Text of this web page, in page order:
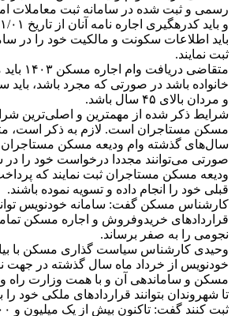
رسمی و ثبت شده در سامانه ثبت معاملات
و باید کدرهگیری اجاره نامه آنان از تاریخ ۱۴۰۳/۰۱/۰۱ به بعد باشد.
باید اطلاعات سکونت و مالکیت خود را در
ثبت نمایند.
متقاضی
و مردان بالای ۴۵ سال باشد.
شرایط ذکر شده از مهمترین و اصلی‌ترین
مسکن مستاجران است. لازم به ذکر است،
سال‌های گذشته وام ودیعه مسکن مستاجران
صورتی می‌توانند مجددا درخواست خود را در
ودیعه مسکن مستاجران ثبت نمایند که
قبلی خود را انجام داده و تسویه نموده باشند.
کارشناس مسکن گفت: سامانه خودنویس
قرارداد‌های خریدوفروش و اجاره مسکن
نجومی را به صفر برساند.
وحیدی کارشناس سیاست گذاری مسکن با
خودنویس از خرداد ماه سال گذشته در جهت
مسکن و ساماندهی آن و با همت وزارت راه
تا شهروندان بتوانند قرارداد‌های ملکی خود را